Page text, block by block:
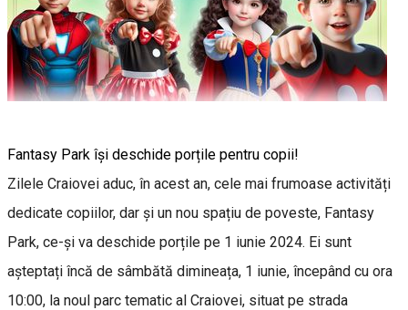
Fantasy Park își deschide porțile pentru copii!
Zilele Craiovei aduc, în acest an, cele mai frumoase activități
dedicate copiilor, dar și un nou spațiu de poveste, Fantasy
Park, ce-și va deschide porțile pe 1 iunie 2024. Ei sunt
așteptați încă de sâmbătă dimineața, 1 iunie, începând cu ora
10:00, la noul parc tematic al Craiovei, situat pe strada